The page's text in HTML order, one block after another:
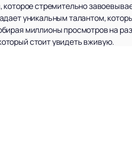
которое стремительно
уникальным талантом,
миллионы просмотров на
стоит увидеть вживую.